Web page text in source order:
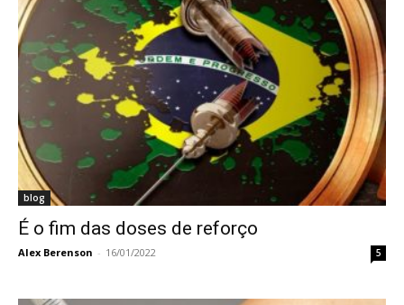
blog
É o fim das doses de reforço
Alex Berenson - 16/01/2022 5